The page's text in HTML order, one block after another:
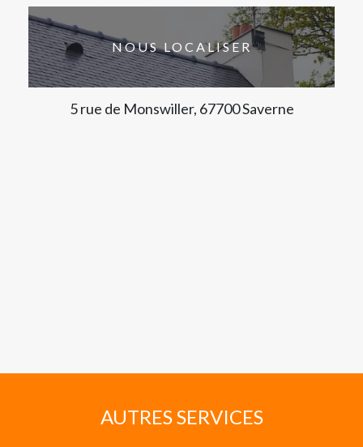
NOUS LOCALISER
5 rue de Monswiller, 67700 Saverne
AUTRES SERVICES